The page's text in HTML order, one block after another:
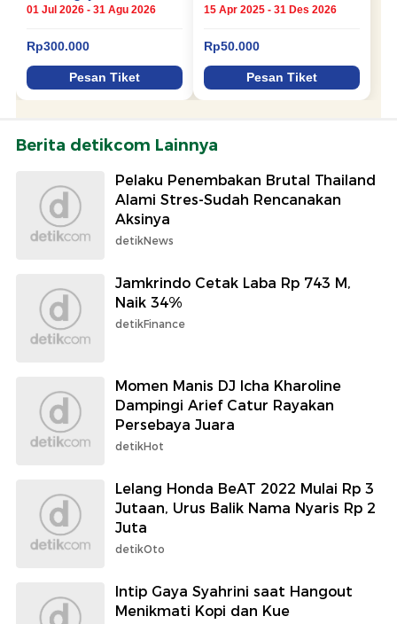
Berita detikcom Lainnya
Pelaku Penembakan Brutal Thailand
Alami Stres-Sudah Rencanakan
Aksinya
detikNews
Jamkrindo Cetak Laba Rp 743 M,
Naik 34%
detikFinance
Momen Manis DJ Icha Kharoline
Dampingi Arief Catur Rayakan
Persebaya Juara
detikHot
Lelang Honda BeAT 2022 Mulai Rp 3
Jutaan, Urus Balik Nama Nyaris Rp 2
Juta
detikOto
Intip Gaya Syahrini saat Hangout
Menikmati Kopi dan Kue